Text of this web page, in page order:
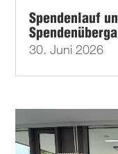
Spendenlauf
30. Juni 2026